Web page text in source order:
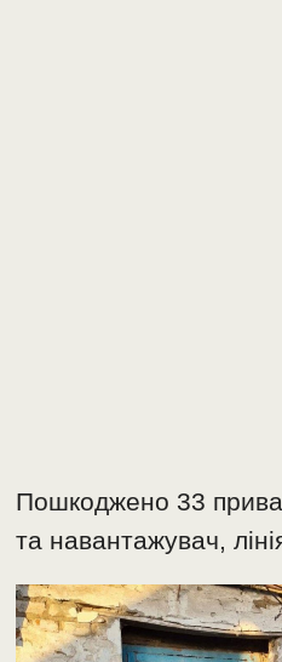
Пошкоджено 33
та навантажувач,